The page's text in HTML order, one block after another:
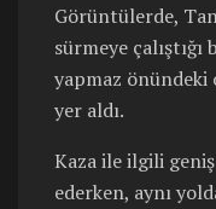
Görüntülerde,
sürmeye
yapmaz önündeki
yer aldı.
Kaza ile ilgili
ederken, aynı